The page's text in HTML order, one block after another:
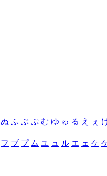
ぬ ふ ぶ ぷ む ゆ ゅ る え ぇ
フ ブ プ ム ユ ュ ル エ ェ ケ